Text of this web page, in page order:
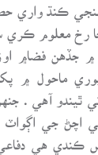
ڪنڌ واري
رخ معلوم ڪري
جڏهن فضا۾
ماحول ۾
تي ٿيندو آهي .
اچڻ جي اڳواٽ
ڪندي هي دفاعي